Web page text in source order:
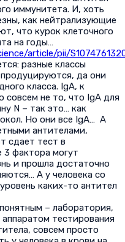
иммунитета. И, хоть
как нейтрализующие
что курок клеточного
на годы…
article/pii/
разные классы
да они
класса. IgА, к
совсем не то, что IgA для
N – так это… как
Но они все IgA… А
антителами,
сдает тест в
3 фактора могут
и прошла достаточно
А у человека со
каких-то антител
– лаборатория,
тестирования
совсем просто